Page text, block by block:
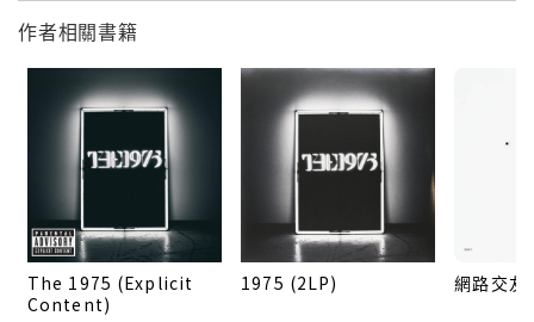
辦法釐清我們到底是甚麼風格。」經歷了700多個日子
以新專輯【I Like It When You Sleep, for You Are So
Beautiful Yet So Unaware of It/突襲美夢】重返音樂
圈。 新專輯【I Like It When You Sleep, for You Are
So Beautiful Yet So Unaware of It】的取名揭示出
1975樂團雖然經歷了地下時期的艱辛，又突然爆紅的極
度反差，但依然以自身獨特且與眾不同的音樂涵養成功
轉型，並邀請到英倫搖滾的大師級人物Mike
Crossey(基音樂團、北極潑猴)操刀專輯的製作；首支單
作者相關書籍
The 1975 (Explicit
Content)
1975 (2LP) 網路交友